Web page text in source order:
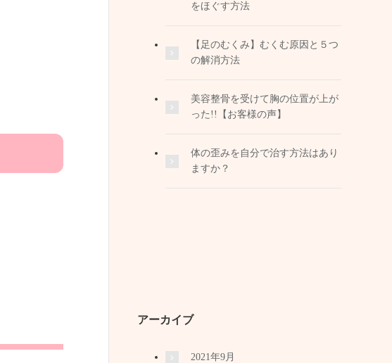
をほぐす方法
【足のむくみ】むくむ原因と５つ
の解消方法
美容整骨を受けて胸の位置が上が
った!!【お客様の声】
体の歪みを自分で治す方法はあり
ますか？
アーカイブ
2021年9月